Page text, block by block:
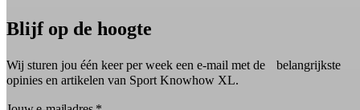
Blijf op de hoogte
Wij sturen jou één keer per week een e-mail met de belangrijkste
opinies en artikelen van Sport Knowhow XL.